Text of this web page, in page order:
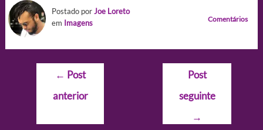
Postado porJoe Loreto
em Imagens Comentários
Navegação
Post
← Post
anterior
Post
seguinte
→